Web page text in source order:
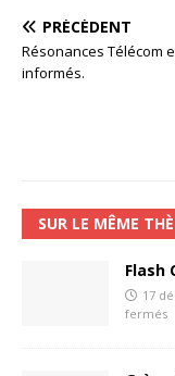
PRÉCÉDENT
Résonances Télécom
informés.
SUR LE MÊME
Flash
17
fermés